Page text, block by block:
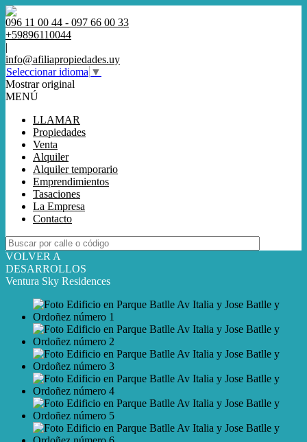
096 11 00 44 - 097 66 00 33
+59896110044
|
info@afiliapropiedades.uy
Seleccionar idioma ▼
Mostrar original
MENÚ
LLAMAR
Propiedades
Venta
Alquiler
Alquiler temporario
Emprendimientos
Tasaciones
La Empresa
Contacto
VOLVER A
DESARROLLOS
Ventura Sky Residences